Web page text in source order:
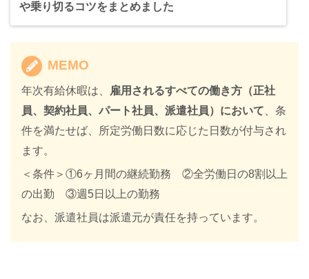
や乗り切るコツをまとめました
MEMO
年次有給休暇は、
雇用されるすべての働き方（正社
員、契約社員、パート社員、派遣社員）において 、条
件を満たせば、所定労働日数に応じた日数が付与され
ます。
＜条件＞①6ヶ月間の継続勤務 ②全労働日の8割以上
の出勤 ③週5日以上の勤務
なお、派遣社員は派遣元が責任を持っています。